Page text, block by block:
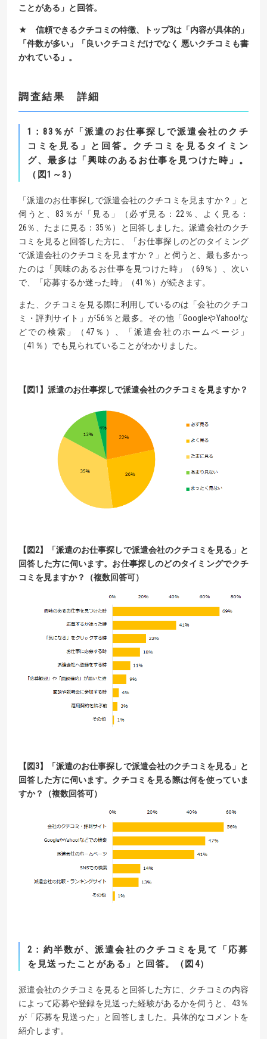
ことがある」と回答。
★ 信頼できるクチコミの特徴、トップ3は「内容が具体的」
「件数が多い」「良いクチコミだけでなく 悪いクチコミも書
かれている」。
調査結果 詳細
1 ：83 ％が「派遣のお仕事探しで派遣会社のクチ
コミを見る」と回答。 クチコミを見るタイミン
グ、最多は「興味のあるお仕事を見つけた時」。
（図1～3）
「派遣のお仕事探しで派遣会社のクチコミを見ますか？」と
伺うと、83％が「見る」（必ず見る：22％、よく見る：
26％、たまに見る：35％）と回答しました。派遣会社のクチ
コミを見ると回答した方に、「お仕事探しのどのタイミング
で派遣会社のクチコミを見ますか？」と伺うと、最も多かっ
たのは「興味のあるお仕事を見つけた時」（69％）、次い
で、「応募するか迷った時」（41％）が続きます。
また、クチコミを見る際に利用しているのは「会社のクチコ
ミ・評判サイト」が56％と最多。その他「GoogleやYahoo!な
どでの検索」（47％）、「派遣会社のホームページ」
（41％）でも見られていることがわかりました。
【 図1】派遣のお仕事探しで派遣会社のクチコミを見ますか？
【 図2】
「派遣のお仕事探しで派遣会社のクチコミを見る」と
回答した方に伺います。 お仕事探しのどのタイミングでクチ
コミを見ますか？（複数回答可）
【 図3】
「派遣のお仕事探しで派遣会社のクチコミを見る」と
回答した方に伺います。 クチコミを見る際は何を使っていま
すか？（複数回答可）
2 ：約半数が、派遣会社のクチコミを見て「応募
を見送ったことがある」と回答。（図4）
派遣会社のクチコミを見ると回答した方に、クチコミの内容
によって応募や登録を見送った経験があるかを伺うと、43％
が「応募を見送った」と回答しました。具体的なコメントを
紹介します。